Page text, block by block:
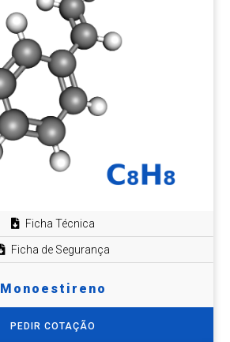
Ficha Técnica
Ficha de Segurança
Monoestireno
PEDIR COTAÇÃO